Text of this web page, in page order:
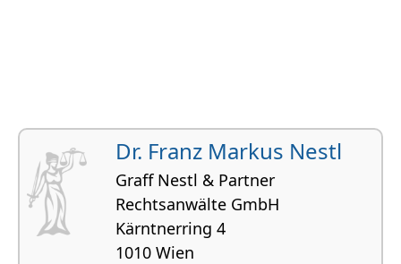
Dr. Franz Markus Nestl
Graff Nestl & Partner
Rechtsanwälte GmbH
Kärntnerring 4
1010 Wien